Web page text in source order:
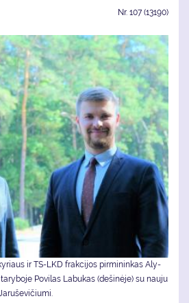
Nr. 107 (13190)
ir TS-LKD frak­ci­jos pir­mi­nin­kas Aly­
Po­vi­las La­bu­kas (dešinėje) su nauju